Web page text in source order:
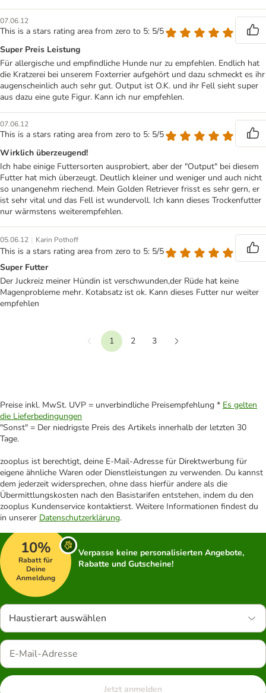
07.06.12
This is a stars rating area from zero to 5: 5/5
Super Preis Leistung
Für allergische und empfindliche Hunde nur zu empfehlen. Endlich hat
die Kratzerei bei unserem Foxterrier aufgehört und dazu schmeckt es ihr
augenscheinlich auch sehr gut. Output ist O.K. und ihr Fell sieht super
aus dazu eine gute Figur. Kann ich nur empfehlen.
07.06.12
This is a stars rating area from zero to 5: 5/5
Wirklich überzeugend!
Ich habe einige Futtersorten ausprobiert, aber der "Output" bei diesem
Futter hat mich überzeugt. Deutlich kleiner und weniger und auch nicht
so unangenehm riechend. Mein Golden Retriever frisst es sehr gern, er
ist sehr vital und das Fell ist wundervoll. Ich kann dieses Trockenfutter
nur wärmstens weiterempfehlen.
05.06.12 | Karin Pothoff
This is a stars rating area from zero to 5: 5/5
Super Futter
Der Juckreiz meiner Hündin ist verschwunden,der Rüde hat keine
Magenprobleme mehr. Kotabsatz ist ok. Kann dieses Futter nur weiter
empfehlen
Vorherige
1 2
3
Preise inkl. MwSt. UVP = unverbindliche Preisempfehlung * Es gelten
die Lieferbedingungen
"Sonst" = Der niedrigste Preis des Artikels innerhalb der letzten 30
Tage.
zooplus ist berechtigt, deine E-Mail-Adresse für Direktwerbung für
eigene ähnliche Waren oder Dienstleistungen zu verwenden. Du kannst
dem jederzeit widersprechen, ohne dass hierfür andere als die
Übermittlungskosten nach den Basistarifen entstehen, indem du den
zooplus Kundenservice kontaktierst. Weitere Informationen findest du
in unserer Datenschutzerklärung.
10%
Rabatt für
Deine
Anmeldung
Verpasse keine personalisierten Angebote,
Rabatte und Gutscheine!
Haustierart auswählen
Jetzt anmelden